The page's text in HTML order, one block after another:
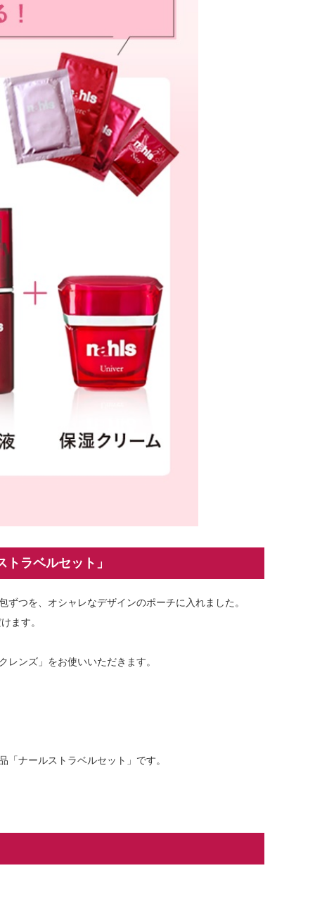
ラベルセット」
つを、オシャレなデザインのポーチに入れました。
ます。
ンズ」をお使いいただきます。
ナールストラベルセット」です。